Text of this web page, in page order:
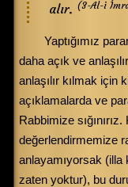
alır. (3-Al-i
Yaptığımız
daha açık ve
anlaşılır kılmak için
açıklamalarda ve
Rabbimize
değerlendirmemize
anlayamıyorsak (illa
zaten yoktur), bu